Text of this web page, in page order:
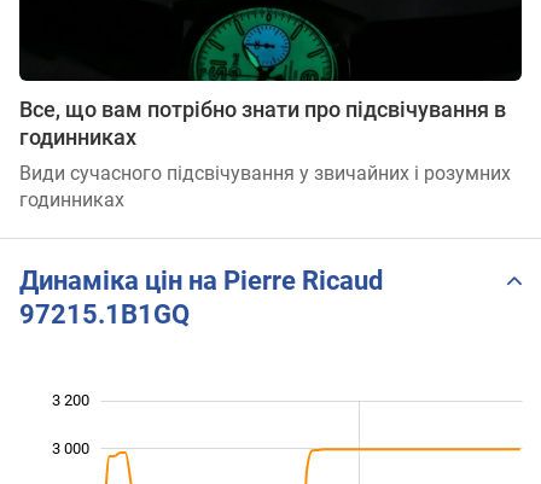
Все, що вам потрібно знати про підсвічування в
годинниках
Види сучасного підсвічування у звичайних і розумних
годинниках
Динаміка цін на Pierre Ricaud
97215.1B1GQ
3 000
3 200